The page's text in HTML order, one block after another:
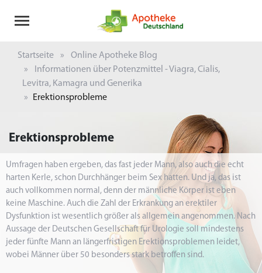
Startseite
Online Apotheke Blog
Informationen über Potenzmittel - Viagra, Cialis,
Levitra, Kamagra und Generika
Erektionsprobleme
Erektionsprobleme
Umfragen haben ergeben, das fast jeder Mann, also auch die echt
harten Kerle, schon Durchhänger beim Sex hatten. Und ja, das ist
auch vollkommen normal, denn der männliche Körper ist eben
keine Maschine. Auch die Zahl der Erkrankung an erektiler
Dysfunktion ist wesentlich größer als allgemein angenommen. Nach
Aussage der Deutschen Gesellschaft für Urologie soll mindestens
jeder fünfte Mann an längerfristigen Erektionsproblemen leidet,
wobei Männer über 50 besonders stark betroffen sind.